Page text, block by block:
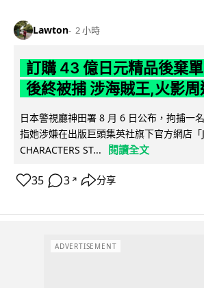
Lawton 2 小時
訂購 43 億日元精品後棄
後終被捕 涉海賊王,火影周
日本警視廳神田署 8 月 6 日公布，拘捕一
指她涉嫌在出版巨頭集英社旗下官方網店「
CHARACTERS ST...
閱讀全文
35 3 ↗ 分享
ADVERTISEMENT